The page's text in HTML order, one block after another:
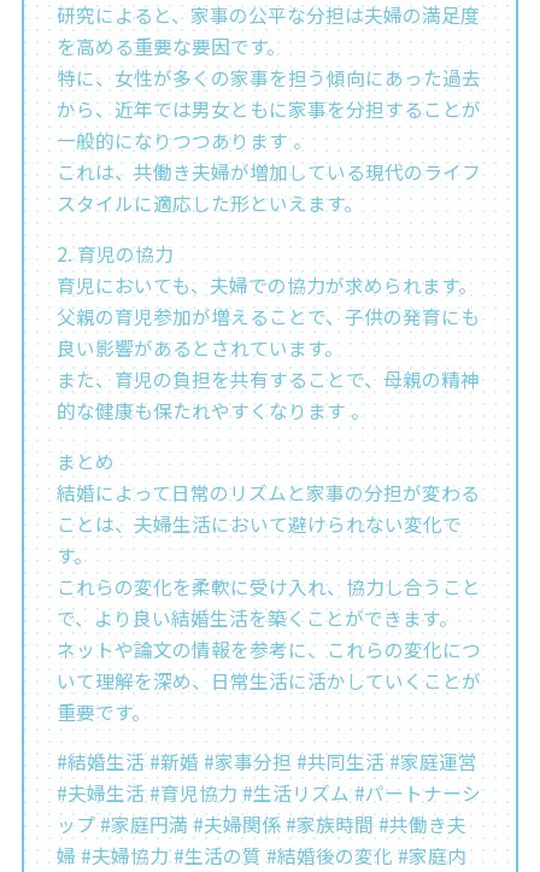
研究によると、家事の公平な分担は夫婦の満足度
を高める重要な要因です。
特に、女性が多くの家事を担う傾向にあった過去
から、近年では男女ともに家事を分担することが
一般的になりつつあります 。
これは、共働き夫婦が増加している現代のライフ
スタイルに適応した形といえます。
2. 育児の協力
育児においても、夫婦での協力が求められます。
父親の育児参加が増えることで、子供の発育にも
良い影響があるとされています。
また、育児の負担を共有することで、母親の精神
的な健康も保たれやすくなります 。
まとめ
結婚によって日常のリズムと家事の分担が変わる
ことは、夫婦生活において避けられない変化で
す。
これらの変化を柔軟に受け入れ、協力し合うこと
で、より良い結婚生活を築くことができます。
ネットや論文の情報を参考に、これらの変化につ
いて理解を深め、日常生活に活かしていくことが
重要です。
#結婚生活 #新婚 #家事分担 #共同生活 #家庭運営
#夫婦生活 #育児協力 #生活リズム #パートナーシ
ップ #家庭円満 #夫婦関係 #家族時間 #共働き夫
婦 #夫婦協力 #生活の質 #結婚後の変化 #家庭内